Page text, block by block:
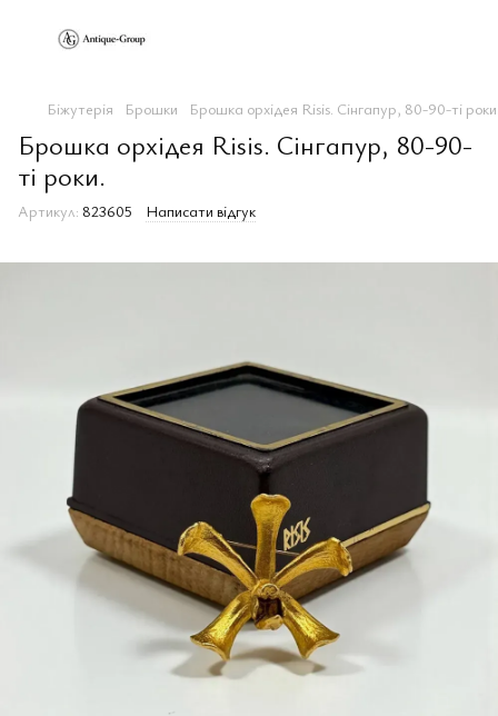
Біжутерія Брошки Брошка орхідея Risis. Сінгапур, 80-90-ті
Брошка орхідея Risis. Сінгапур, 80-90-
ті роки.
Артикул: 823605 Написати відгук